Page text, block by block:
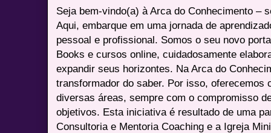
Seja bem-vindo(a) à Arca do Conhecimento –
Aqui, embarque em uma jornada de
pessoal e profissional. Somos o seu novo
Books e cursos online, cuidadosamente
expandir seus horizontes. Na Arca do
transformador do saber. Por isso, oferecemos
diversas áreas, sempre com o compromisso
objetivos. Esta iniciativa é resultado de uma
Consultoria e Mentoria Coaching e a Igreja